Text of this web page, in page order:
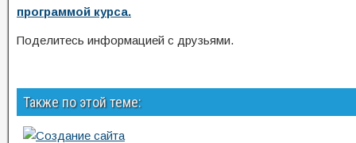
программой курса.
Поделитесь информацией с друзьями.
Также по этой теме: